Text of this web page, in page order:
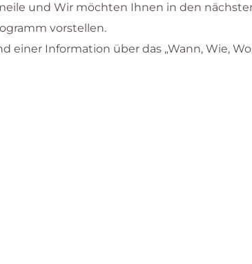
und Wir möchten Ihnen in den
vorstellen.
Information über das „Wann, Wie,